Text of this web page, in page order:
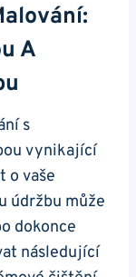
A
s
vynikající
o vaše
údržbu může
⁤dokonce
následující